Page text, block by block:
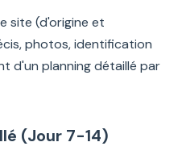
site (d'origine et
photos, identification
d'un planning détaillé par
(Jour 7-14)